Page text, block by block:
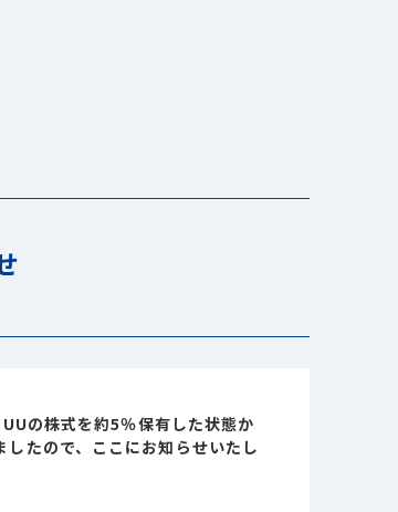
の株式を約5％保有した状態か
たので、ここにお知らせいたし